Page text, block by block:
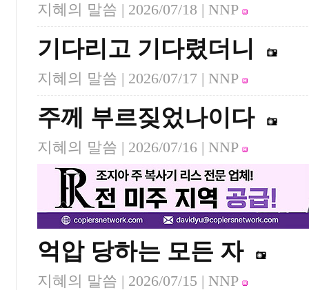
지혜의 말씀 | 2026/07/18 | NNP
기다리고 기다렸더니
지혜의 말씀 | 2026/07/17 | NNP
주께 부르짖었나이다
지혜의 말씀 | 2026/07/16 | NNP
억압 당하는 모든 자
지혜의 말씀 | 2026/07/15 | NNP